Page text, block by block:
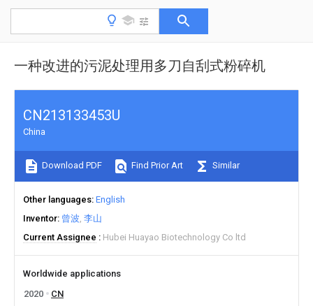
一种改进的污泥处理用多刀自刮式粉碎机
CN213133453U
China
Download PDF Find Prior Art Similar
Other languages English
Inventor 曾波 李山
Current Assignee
Hubei Huayao Biotechnology Co ltd
Worldwide applications
2020
CN